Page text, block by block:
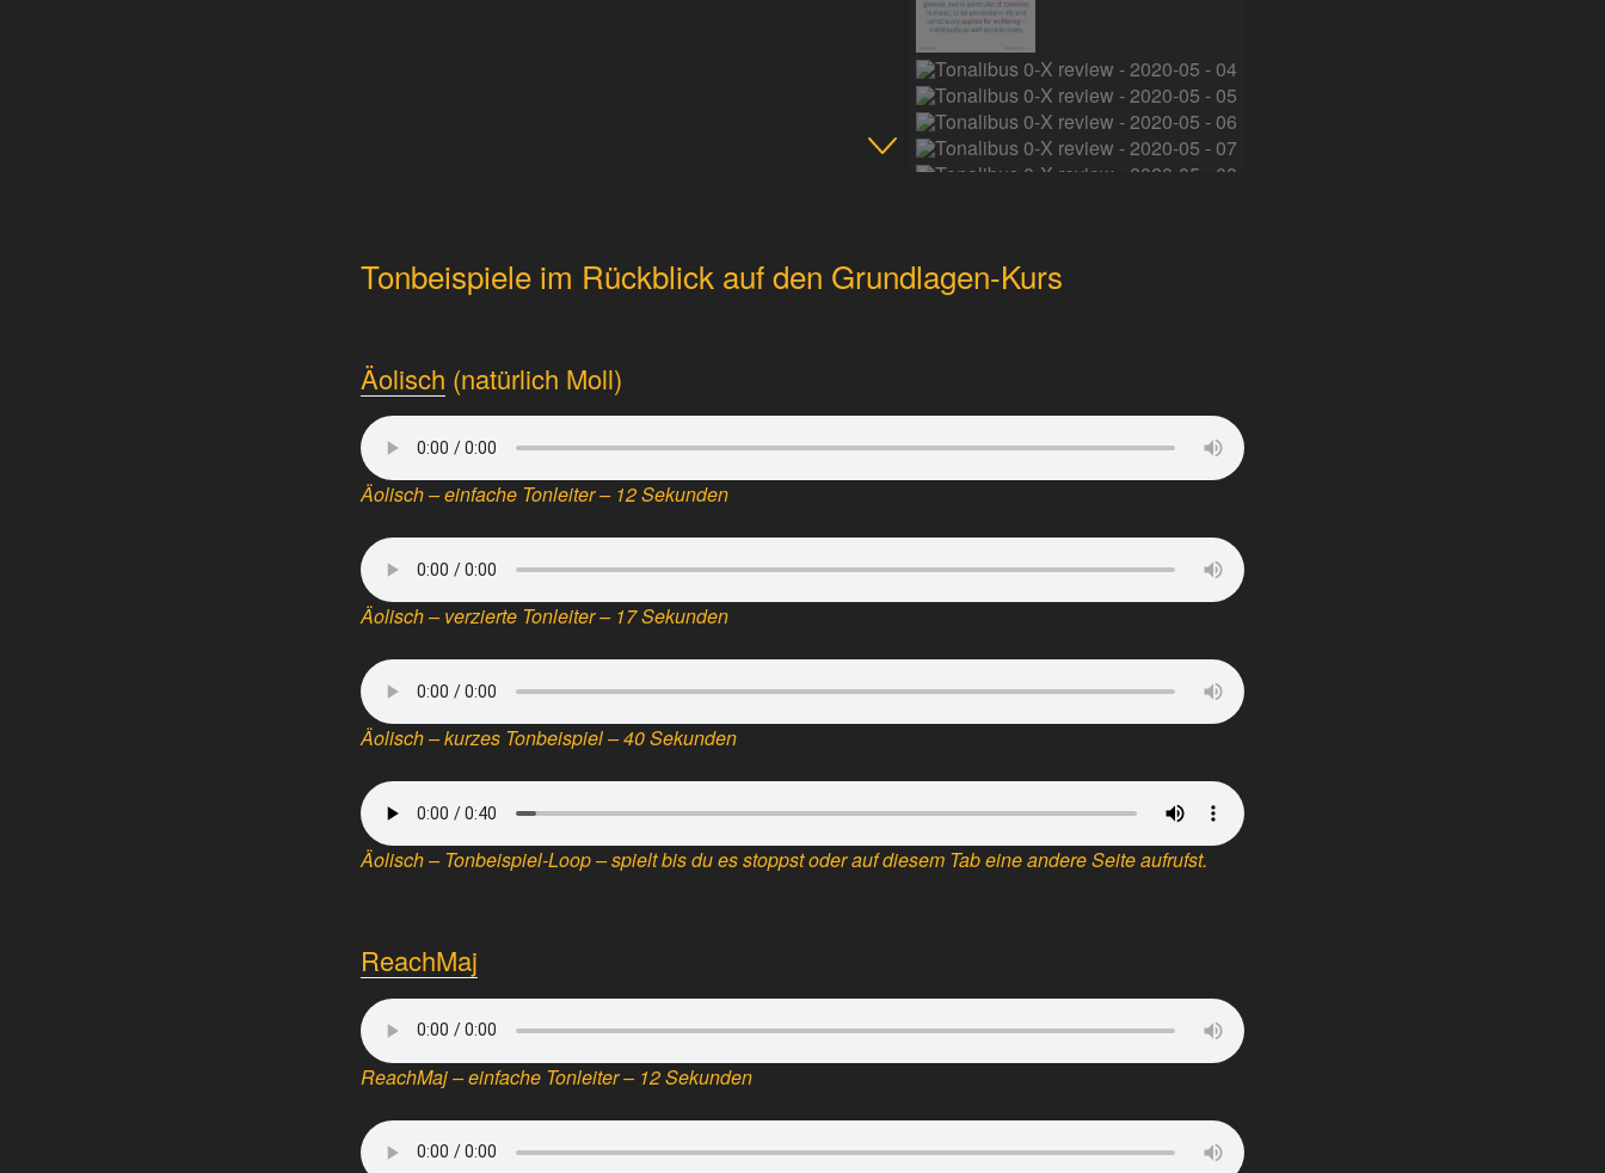
Tonbeispiele im Rückblick auf den Grundlagen-Kurs
Äolisch (natürlich Moll)
Äolisch – einfache Tonleiter – 12 Sekunden
Äolisch – verzierte Tonleiter – 17 Sekunden
Äolisch – kurzes Tonbeispiel – 40 Sekunden
Äolisch – Tonbeispiel-Loop – spielt bis du es stoppst oder auf diesem Tab eine andere Seite aufrufst.
ReachMaj
ReachMaj – einfache Tonleiter – 12 Sekunden